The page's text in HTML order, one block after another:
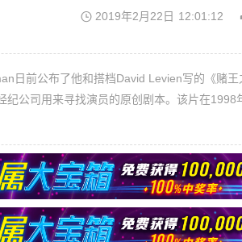
2019年2月22日 12:01:12
日前公布了他和搭档David Levien写的《赌
纪公司用来寻找演员的原创剧本。该片在